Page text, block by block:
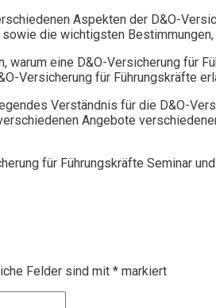
Aspekten der D&O-
die wichtigsten
warum eine D&O-Versicherung
Versicherung für Führungskräfte
Verständnis für die D&O-
Angebote
für Führungskräfte Seminar
Felder sind mit * markiert